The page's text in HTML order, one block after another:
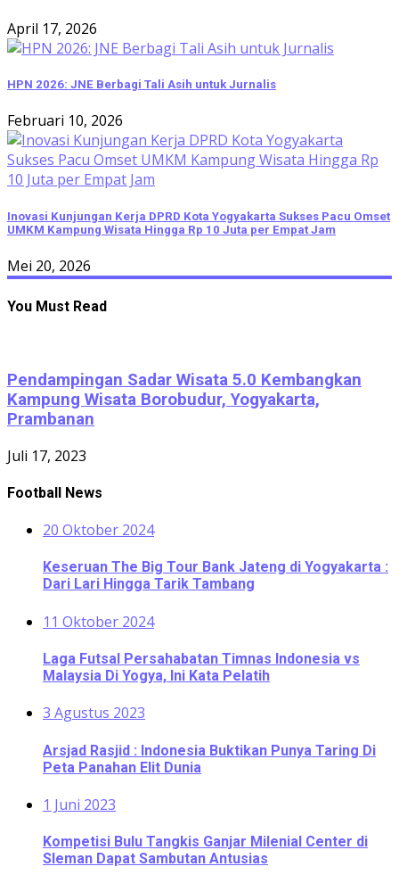
April 17, 2026
HPN 2026: JNE Berbagi Tali Asih untuk Jurnalis
Februari 10, 2026
Inovasi Kunjungan Kerja DPRD Kota Yogyakarta Sukses Pacu Omset
UMKM Kampung Wisata Hingga Rp 10 Juta per Empat Jam
Mei 20, 2026
You Must Read
Pendampingan Sadar Wisata 5.0 Kembangkan
Kampung Wisata Borobudur, Yogyakarta,
Prambanan
Juli 17, 2023
Football News
20 Oktober 2024
Keseruan The Big Tour Bank Jateng di Yogyakarta :
Dari Lari Hingga Tarik Tambang
11 Oktober 2024
Laga Futsal Persahabatan Timnas Indonesia vs
Malaysia Di Yogya, Ini Kata Pelatih
3 Agustus 2023
Arsjad Rasjid : Indonesia Buktikan Punya Taring Di
Peta Panahan Elit Dunia
1 Juni 2023
Kompetisi Bulu Tangkis Ganjar Milenial Center di
Sleman Dapat Sambutan Antusias